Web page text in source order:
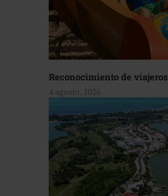
Reconocimiento de viajeros
4 agosto, 2026